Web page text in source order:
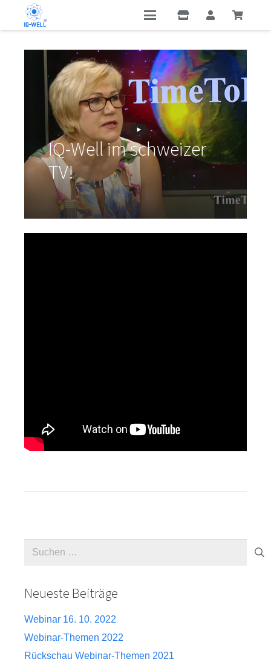
IQ-Well im schweizer
TV!
Suche
Neueste Beiträge
Webinar 16. 10. 2022
Webinar-Themen 2022
Rückschau Webinar-Themen 2021